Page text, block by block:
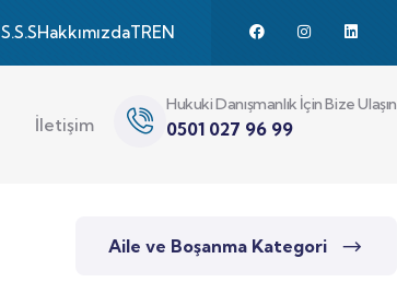
S.S.SHakkımızdaTREN
İletişim
Hukuki Danışmanlık İçin Bize Ulaşın
0501 027 96 99
Aile ve Boşanma Kategori